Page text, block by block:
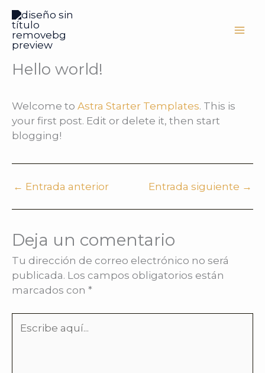
contenido
Hello world!
Welcome to Astra Starter Templates. This is
your first post. Edit or delete it, then start
blogging!
← Entrada anterior Entrada siguiente →
Deja un comentario
Tu dirección de correo electrónico no será
publicada. Los campos obligatorios están
marcados con *
aquí...